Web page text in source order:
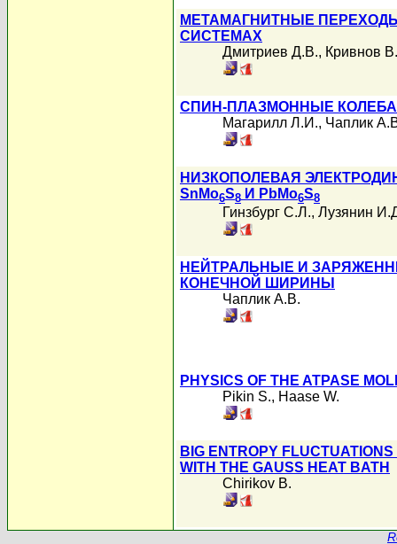
МЕТАМАГНИТНЫЕ
СИСТЕМАХ
Дмитриев Д.В., Кривнов
СПИН-ПЛАЗМОННЫЕ
Магарилл Л.И., Чаплик
НИЗКОПОЛЕВАЯ
SnMo6S8 И PbMo6S8
Гинзбург С.Л., Лузянин
НЕЙТРАЛЬНЫЕ И
КОНЕЧНОЙ ШИРИНЫ
Чаплик А.В.
PHYSICS OF THE ATPASE
Pikin S., Haase W.
BIG ENTROPY
WITH THE GAUSS HEAT BATH
Chirikov B.